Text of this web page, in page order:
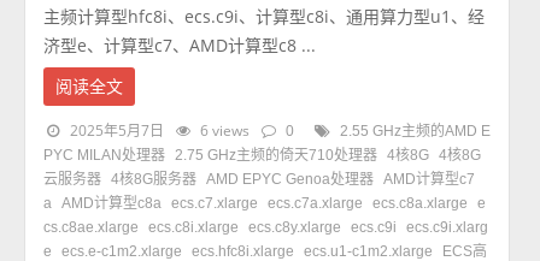
主频计算型hfc8i、ecs.c9i、计算型c8i、通用算力型u1、经
济型e、计算型c7、AMD计算型c8 ...
阅读全文
2025年5月7日 6 views 0
2.55 GHz主频的AMD E
PYC MILAN处理器
2.75 GHz主频的倚天710处理器 4核8G 4核8G
云服务器 4核8G服务器 AMD EPYC Genoa处理器 AMD计算型c7
a
AMD计算型c8a ecs.c7.xlarge ecs.c7a.xlarge ecs.c8a.xlarge
e
cs.c8ae.xlarge
ecs.c8i.xlarge ecs.c8y.xlarge ecs.c9i
ecs.c9i.xlarg
e
ecs.e-c1m2.xlarge ecs.hfc8i.xlarge ecs.u1-c1m2.xlarge
ECS高